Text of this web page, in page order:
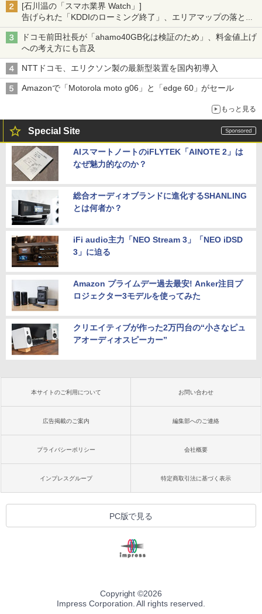
[石川温の「スマホ業界 Watch」]
告げられた「KDDIのローミング終了」、エリアマップの落とし
穴と楽天モバイルの課題
ドコモ前田社長が「ahamo40GB化は検証のため」、料金値上げ
への考え方にも言及
NTTドコモ、エリクソン製の最新型装置を国内初導入
Amazonで「Motorola moto g06」と「edge 60」がセール
もっと見る
Special Site
AIスマートノートのiFLYTEK「AINOTE 2」は
なぜ魅力的なのか？
総合オーディオブランドに進化するSHANLING
とは何者か？
iFi audio主力「NEO Stream 3」「NEO iDSD
3」に迫る
Amazon プライムデー過去最安! Anker注目プ
ロジェクター3モデルを使ってみた
クリエイティブが作った2万円台の“小さなピュ
アオーディオスピーカー”
本サイトのご利用について お問い合わせ
広告掲載のご案内 編集部へのご連絡
プライバシーポリシー 会社概要
インプレスグループ 特定商取引法に基づく表示
PC版で見る
Copyright ©2026
Impress Corporation. All rights reserved.